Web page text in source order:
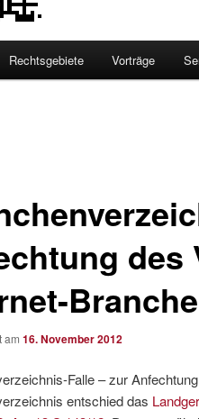
Rechtsgebiete Vorträge
des
am 16. November 2012
Falle – zur
entschied das